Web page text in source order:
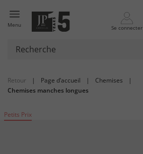
Menu Se connecter
Retour | Page d’accueil | Chemises
|
Chemises manches longues
Petits Prix